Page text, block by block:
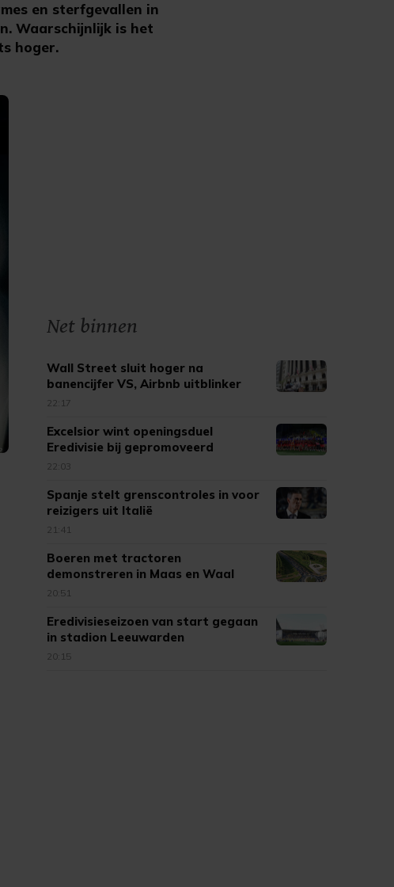
en sterfgevallen in
Waarschijnlijk is het
hoger.
Net binnen
Wall Street sluit hoger na
banencijfer VS, Airbnb uitblinker
22:17
Excelsior wint openingsduel
Eredivisie bij gepromoveerd
Cambuur
22:03
Spanje stelt grenscontroles in voor
reizigers uit Italië
21:41
Boeren met tractoren
demonstreren in Maas en Waal
20:51
Eredivisieseizoen van start gegaan
in stadion Leeuwarden
20:15